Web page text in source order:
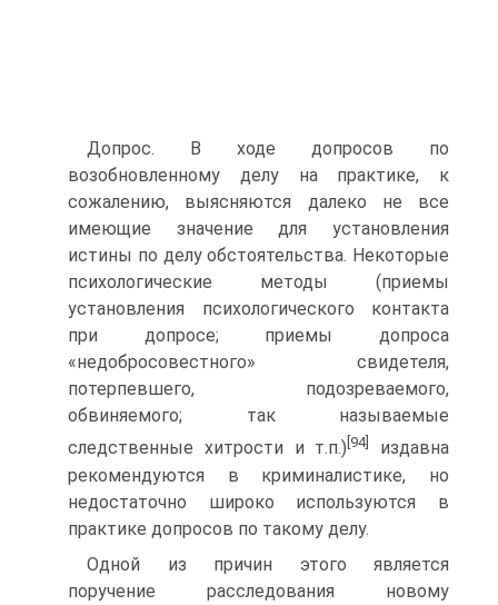
Допрос. В ходе допросов по
возобновленному делу на практике, к
сожалению, выясняются далеко не все
имеющие значение для установления
истины по делу обстоятельства. Некоторые
психологические методы (приемы
установления психологического контакта
при допросе; приемы допроса
«недобросовестного» свидетеля,
потерпевшего, подозреваемого,
обвиняемого; так называемые
следственные хитрости и т.п.) [94]
издавна
рекомендуются в криминалистике, но
недостаточно широко используются в
практике допросов по такому делу.
Одной из причин этого является
поручение расследования новому